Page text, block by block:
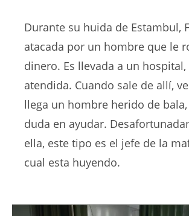
Durante su huida de Estambul,
atacada por un hombre que le
dinero. Es llevada a un
atendida. Cuando sale de allí,
llega un hombre herido de
duda en ayudar.
ella, este tipo es el jefe de la
cual esta huyendo.